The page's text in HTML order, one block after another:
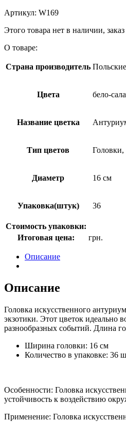
Артикул: W169
Этого товара нет в наличии,
О товаре:
Страна производитель
Цвета бело-
Название цветка
Тип цветов Головки,
Диаметр 16 см
Упаковка(штук) 36
Стоимость упаковки:
Итоговая цена:
грн.
Описание
Описание
Головка искусственного
экзотики. Этот цветок идеально
разнообразных событий. Длина
Ширина головки: 16 см
Количество в упаковке: 36
Особенности: Головка
устойчивость к воздействию
Применение: Головка